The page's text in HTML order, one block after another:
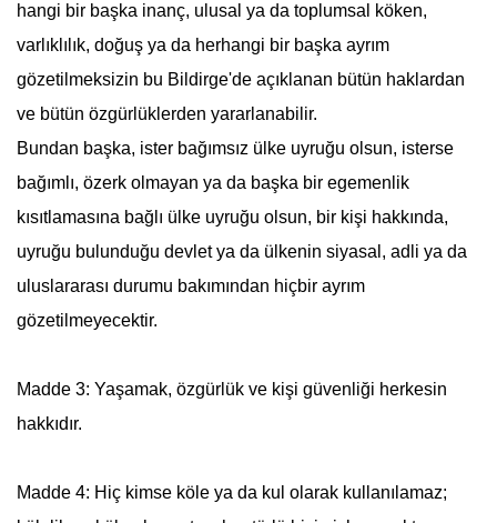
hangi bir başka inanç, ulusal ya da toplumsal köken,
varlıklılık, doğuş ya da herhangi bir başka ayrım
gözetilmeksizin bu Bildirge'de açıklanan bütün haklardan
ve bütün özgürlüklerden yararlanabilir.
Bundan başka, ister bağımsız ülke uyruğu olsun, isterse
bağımlı, özerk olmayan ya da başka bir egemenlik
kısıtlamasına bağlı ülke uyruğu olsun, bir kişi hakkında,
uyruğu bulunduğu devlet ya da ülkenin siyasal, adli ya da
uluslararası durumu bakımından hiçbir ayrım
gözetilmeyecektir.
Madde 3: Yaşamak, özgürlük ve kişi güvenliği herkesin
hakkıdır.
Madde 4: Hiç kimse köle ya da kul olarak kullanılamaz;